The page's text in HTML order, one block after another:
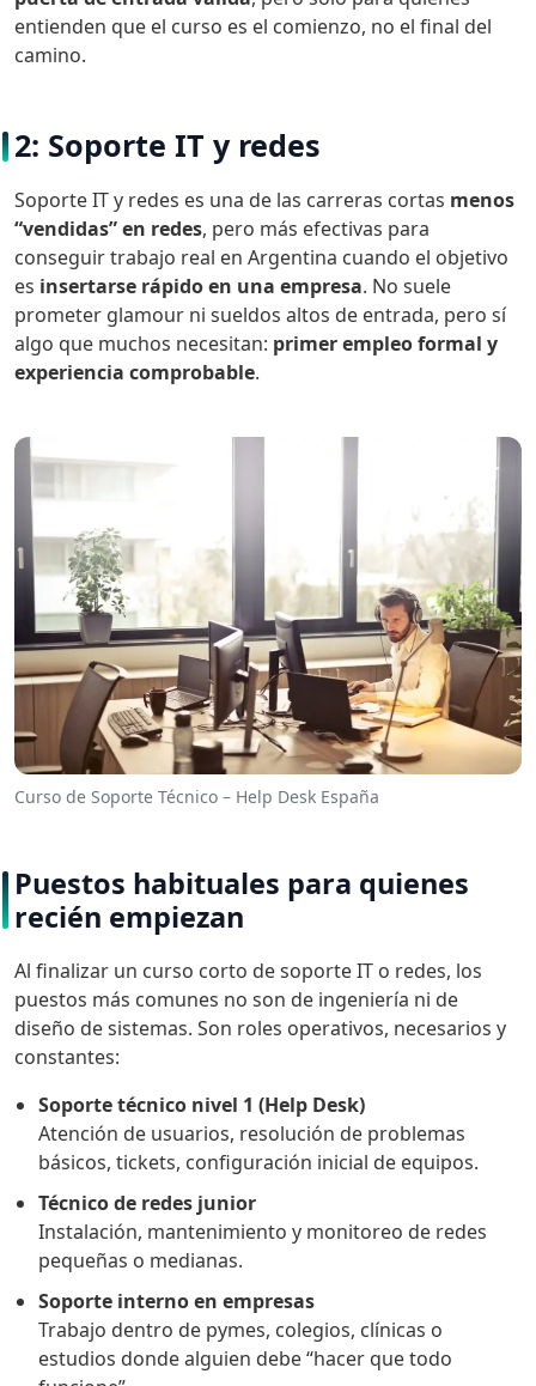
entienden que el curso es el comienzo, no el final del
camino.
2: Soporte IT y redes
Soporte IT y redes es una de las carreras cortas menos
“vendidas” en redes, pero más efectivas para
conseguir trabajo real en Argentina cuando el objetivo
es insertarse rápido en una empresa. No suele
prometer glamour ni sueldos altos de entrada, pero sí
algo que muchos necesitan: primer empleo formal y
experiencia comprobable.
Curso de Soporte Técnico – Help Desk España
Puestos habituales para quienes
recién empiezan
Al finalizar un curso corto de soporte IT o redes, los
puestos más comunes no son de ingeniería ni de
diseño de sistemas. Son roles operativos, necesarios y
constantes:
Soporte técnico nivel 1 (Help Desk)
Atención de usuarios, resolución de problemas
básicos, tickets, configuración inicial de equipos.
Técnico de redes junior
Instalación, mantenimiento y monitoreo de redes
pequeñas o medianas.
Soporte interno en empresas
Trabajo dentro de pymes, colegios, clínicas o
estudios donde alguien debe “hacer que todo